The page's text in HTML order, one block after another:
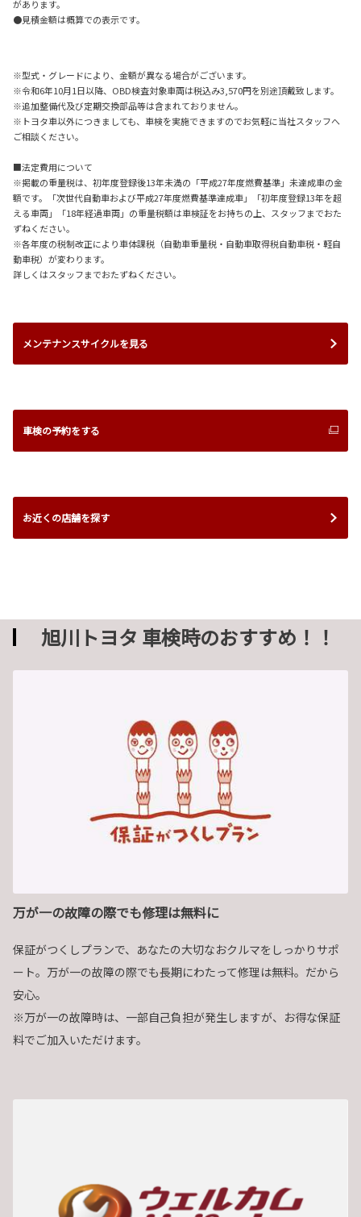
があります。
●見積金額は概算での表示です。
※型式・グレードにより、金額が異なる場合がございます。
※令和6年10月1日以降、OBD検査対象車両は税込み3,570円を別途頂戴致します。
※追加整備代及び定期交換部品等は含まれておりません。
※トヨタ車以外につきましても、車検を実施できますのでお気軽に当社スタッフへ
ご相談ください。
■法定費用について
※掲載の重量税は、初年度登録後13年未満の「平成27年度燃費基準」未達成車の金
額です。「次世代自動車および平成27年度燃費基準達成車」「初年度登録13年を超
える車両」「18年経過車両」の重量税額は車検証をお持ちの上、スタッフまでおた
ずねください。
※各年度の税制改正により車体課税（自動車重量税・自動車取得税自動車税・軽自
動車税）が変わります。
詳しくはスタッフまでおたずねください。
メンテナンスサイクルを見る
車検の予約をする
お近くの店舗を探す
旭川トヨタ 車検時のおすすめ！！
万が一の故障の際でも修理は無料に
保証がつくしプランで、あなたの大切なおクルマをしっかりサポ
ート。万が一の故障の際でも長期にわたって修理は無料。だから
安心。
※万が一の故障時は、一部自己負担が発生しますが、お得な保証
料でご加入いただけます。